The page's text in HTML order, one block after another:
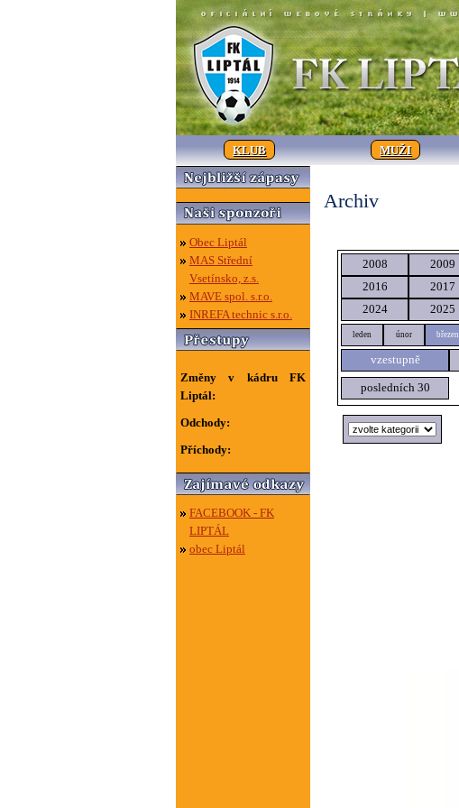
KLUB MUŽI
Obec Liptál
MAS Střední
Vsetínsko, z.s.
MAVE spol. s.r.o.
INREFA technic s.r.o.
Změny v kádru FK
Liptál:
Odchody:
Příchody:
FACEBOOK - FK
LIPTÁL
obec Liptál
Archiv
2008 2009
2016
2017
2024
2025
leden únor březen
vzestupně
posledních 30